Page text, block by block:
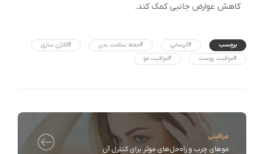
کاهش عوارض جانبی کمک کند.
برچسب #آبرسانی #حفظ سلامت بدن
#کلاژن سازی
#مراقبت پوست
#مراقبت مو
مراقبتی
موهای چرب و راه‌حل‌های موثر برای کنترل آن